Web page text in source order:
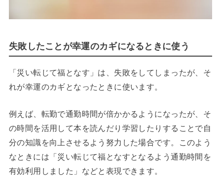
失敗したことが幸運のカギになるときに使う
「災い転じて福となす」は、失敗をしてしまったが、そ
れが幸運のカギとなったときに使います。
例えば、転勤で通勤時間が倍かかるようになったが、そ
の時間を活用して本を読んだり学習したりすることで自
分の知識を向上させるよう努力した場合です。このよう
なときには「災い転じて福となすとなるよう通勤時間を
有効利用しました」などと表現できます。